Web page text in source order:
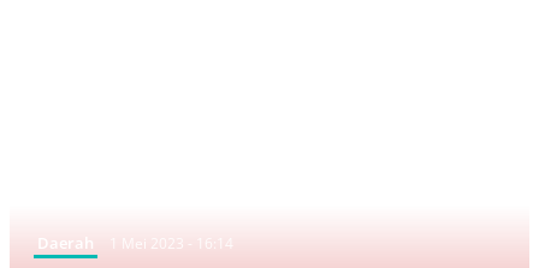
Daerah 1 Mei 2023 - 16:14